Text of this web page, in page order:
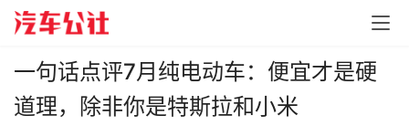
一句话点评7月纯电动车：便宜才是硬
道理，除非你是特斯拉和小米